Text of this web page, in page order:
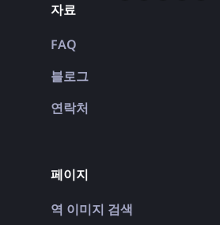
자료
FAQ
블로그
연락처
페이지
역 이미지 검색